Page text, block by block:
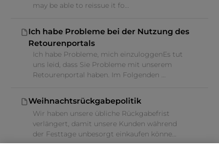
may be able to reissue it fo...
Ich habe Probleme bei der Nutzung des
Retourenportals
Ich habe Probleme, mich einzuloggenEs tut
uns leid, dass Sie Probleme mit unserem
Retourenportal haben. Im Folgenden ...
Weihnachtsrückgabepolitik
Wir haben unsere übliche Rückgabefrist
verlängert, damit unsere Kunden während
der Festtage unbesorgt einkaufen könne...